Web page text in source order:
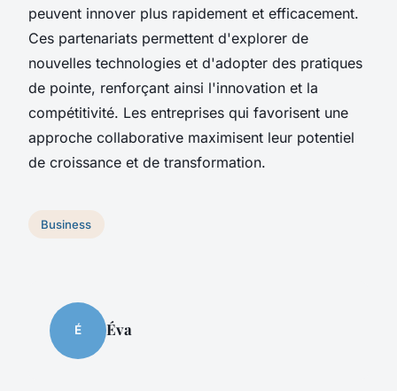
peuvent innover plus rapidement et efficacement.
Ces partenariats permettent d'explorer de
nouvelles technologies et d'adopter des pratiques
de pointe, renforçant ainsi l'innovation et la
compétitivité. Les entreprises qui favorisent une
approche collaborative maximisent leur potentiel
de croissance et de transformation.
Business
É Éva